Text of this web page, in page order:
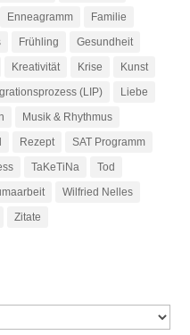
Enneagramm
Familie
Frühling
Gesundheit
Kreativität Krise
Kunst
(LIP)
Liebe
Musik & Rhythmus
Rezept
SAT Programm
TaKeTiNa
Tod
Wilfried Nelles
Zitate